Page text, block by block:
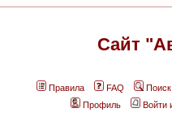
Сайт
Правила FAQ
Поиск
Профиль
Войти